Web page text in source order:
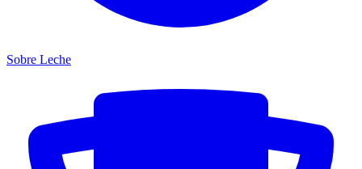
Sobre Leche